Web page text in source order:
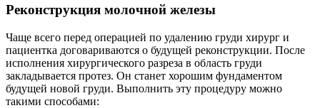
Реконструкция молочной железы
Чаще всего перед операцией по удалению груди хирург и
пациентка договариваются о будущей реконструкции. После
исполнения хирургического разреза в область груди
закладывается протез. Он станет хорошим фундаментом
будущей новой груди. Выполнить эту процедуру можно
такими способами: